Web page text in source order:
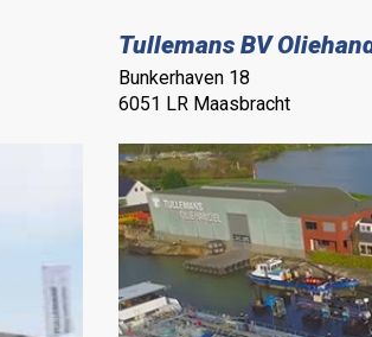
Tullemans BV
Bunkerhaven 18
6051 LR Maasbracht